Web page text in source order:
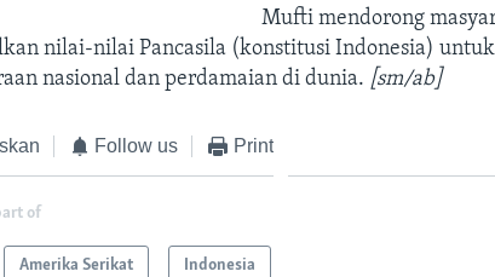
Mufti mendorong
nilai-nilai Pancasila (konstitusi Indonesia)
nasional dan perdamaian di dunia. [sm/ab]
Follow us Print
of
Amerika Serikat Indonesia